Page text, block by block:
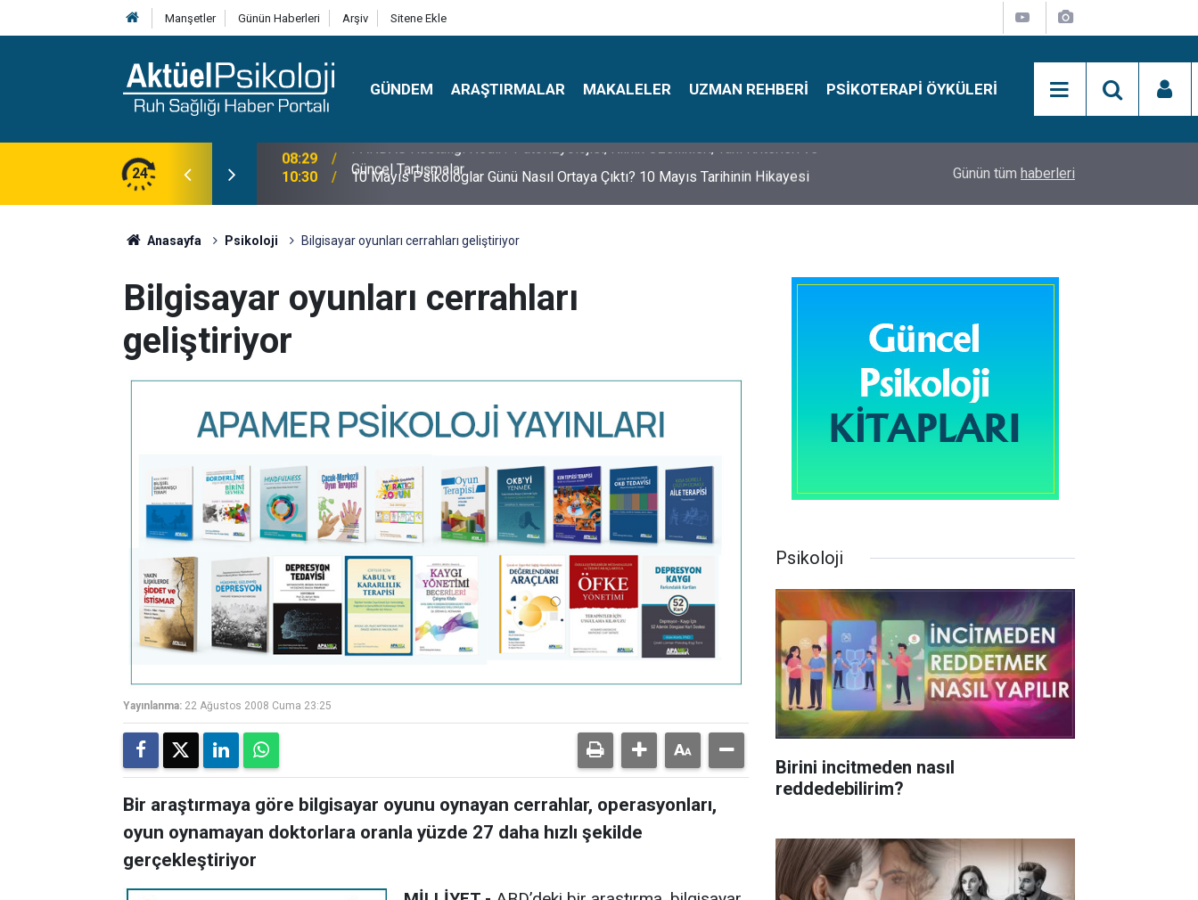
Manşetler Günün Haberleri Arşiv Sitene Ekle
GÜNDEM ARAŞTIRMALAR MAKALELER UZMAN REHBERI PSIKOTERAPI ÖYKÜLERI
24
Klinik Özellikleri, Tanı Kriterleri ve
10:30 10 Mayıs Psikologlar Günü Nasıl Ortaya Çıktı? 10 Mayıs Tarihinin Hikayesi Simon Says Dikkat Programı Nedir?
Günün tüm haberleri
Anasayfa Psikoloji Bilgisayar oyunları cerrahları geliştiriyor
Bilgisayar oyunları cerrahları
geliştiriyor
Yayınlanma: 22 Ağustos 2008 Cuma 23:25
Bir araştırmaya göre bilgisayar oyunu oynayan cerrahlar, operasyonları,
oyun oynamayan doktorlara oranla yüzde 27 daha hızlı şekilde
gerçekleştiriyor
Psikoloji
Birini incitmeden nasıl
reddedebilirim?